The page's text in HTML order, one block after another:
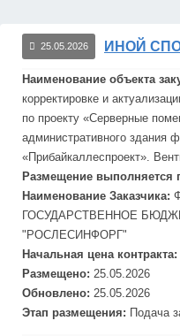
25.05.2026 ИНОЙ
Наименование объекта
корректировке и
по проекту «Серверные
административного здания
«Прибайкаллеспроект».
Размещение выполняется
Наименование Заказчика:
ГОСУДАРСТВЕННОЕ
"РОСЛЕСИНФОРГ"
Начальная цена контракта:
Размещено: 25.05.2026
Обновлено: 25.05.2026
Этап размещения: Подача